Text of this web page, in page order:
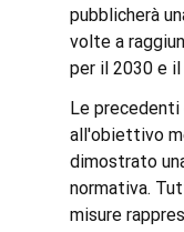
pubblicherà
volte a
per il 2030 e il
Le
all'obiettivo
dimostrato
normativa.
misure